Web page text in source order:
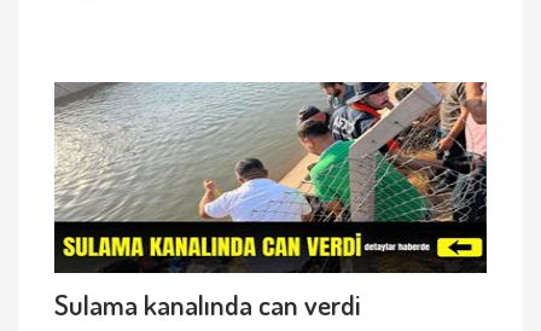
Sulama kanalında can verdi